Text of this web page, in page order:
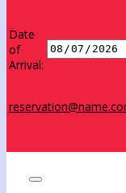
Date
of
Arrival: